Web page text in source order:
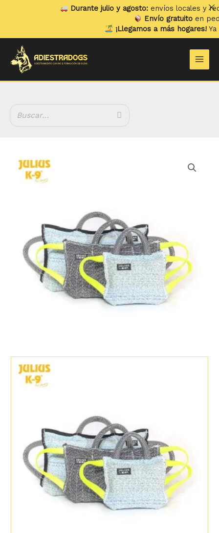
62.95 €
K9
Corrector
Durante julio y agosto:envíos locales y
Envío gratuitoen
¡Llegamos a más hogares!Ya